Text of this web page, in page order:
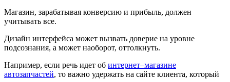
Магазин, зарабатывая конверсию и прибыль, должен
учитывать все.
Дизайн интерфейса может вызвать доверие на уровне
подсознания, а может наоборот, оттолкнуть.
Например, если речь идет об интернет–магазине
автозапчастей, то важно удержать на сайте клиента, который